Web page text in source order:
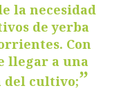
la necesidad
de yerba
Con
llegar a una
del cultivo;